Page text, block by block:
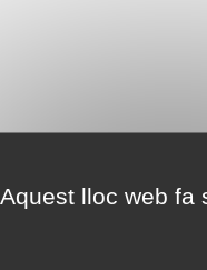
Aquest lloc web fa